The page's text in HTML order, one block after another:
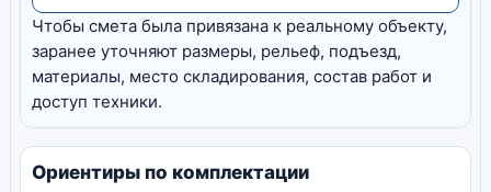
Чтобы смета была привязана к реальному объекту,
заранее уточняют размеры, рельеф, подъезд,
материалы, место складирования, состав работ и
доступ техники.
Ориентиры по комплектации